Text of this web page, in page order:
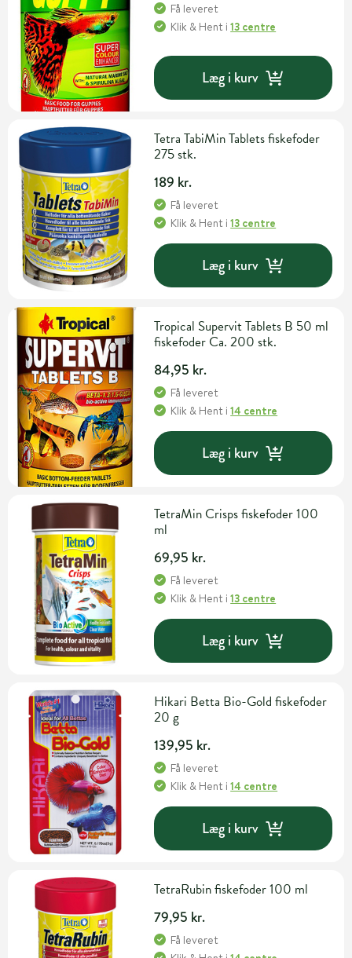
Få leveret
Klik & Hent i13 centre
Læg i kurv
Tetra TabiMin Tablets fiskefoder
275 stk.
189 kr.
Få leveret
Klik & Hent i13 centre
Læg i kurv
Tropical Supervit Tablets B 50 ml
fiskefoder Ca. 200 stk.
84,95 kr.
Få leveret
Klik & Hent i14 centre
Læg i kurv
TetraMin Crisps fiskefoder 100
ml
69,95 kr.
Få leveret
Klik & Hent i13 centre
Læg i kurv
Hikari Betta Bio-Gold fiskefoder
20 g
139,95 kr.
Få leveret
Klik & Hent i14 centre
Læg i kurv
TetraRubin fiskefoder 100 ml
79,95 kr.
Få leveret